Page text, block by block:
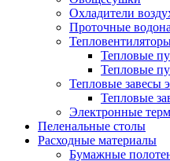
Охладители
Проточные
Тепловые
Тепловые
Тепловые завесы
Тепловые
Электронные
Пеленальные столы
Расходные материалы
Бумажные